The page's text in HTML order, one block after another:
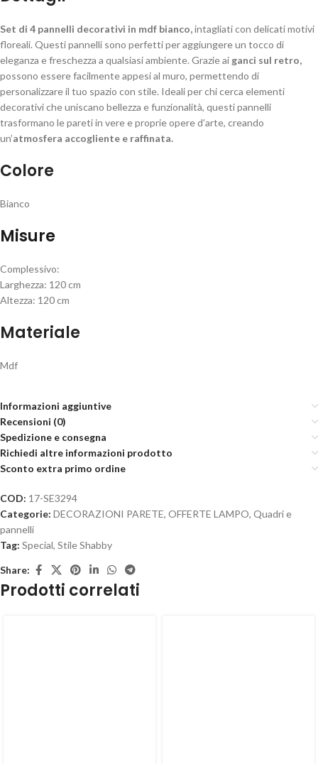
Set di 4 pannelli decorativi in mdf bianco,intagliati con delicati motivi
floreali. Questi pannelli sono perfetti per aggiungere un tocco di
eleganza e freschezza a qualsiasi ambiente. Grazie ai ganci sul retro,
possono essere facilmente appesi al muro, permettendo di
personalizzare il tuo spazio con stile. Ideali per chi cerca elementi
decorativi che uniscano bellezza e funzionalità, questi pannelli
trasformano le pareti in vere e proprie opere d’arte, creando
un’atmosfera accogliente e raffinata.
Colore
Bianco
Misure
Complessivo:
Larghezza: 120 cm
Altezza: 120 cm
Materiale
Mdf
Informazioni aggiuntive
Recensioni (0)
Spedizione e consegna
Richiedi altre informazioni prodotto
Sconto extra primo ordine
COD: 17-SE3294
Categorie: DECORAZIONI PARETE, OFFERTE LAMPO, Quadri e
pannelli
Tag: Special, Stile Shabby
Share:
Prodotti correlati